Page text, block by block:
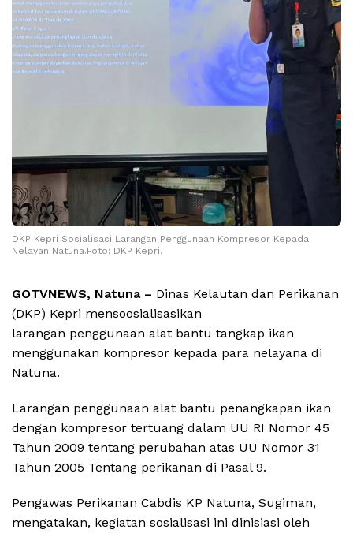
DKP Kepri Sosialisasi Larangan Penggunaan Kompresor Kepada
Nelayan Natuna.Foto: DKP Kepri.
GOTVNEWS, Natuna – Dinas Kelautan dan Perikanan
(DKP) Kepri mensoosialisasikan
larangan penggunaan alat bantu tangkap ikan
menggunakan kompresor kepada para nelayana di
Natuna.
Larangan penggunaan alat bantu penangkapan ikan
dengan kompresor tertuang dalam UU RI Nomor 45
Tahun 2009 tentang perubahan atas UU Nomor 31
Tahun 2005 Tentang perikanan di Pasal 9.
Pengawas Perikanan Cabdis KP Natuna, Sugiman,
mengatakan, kegiatan sosialisasi ini dinisiasi oleh